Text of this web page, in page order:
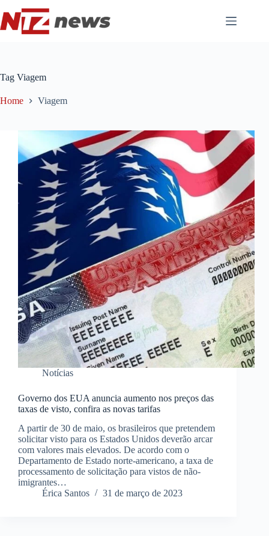
para
o
conteúdo
Tag Viagem
Home Viagem
Notícias
Governo dos EUA anuncia aumento nos preços das
taxas de visto, confira as novas tarifas
A partir de 30 de maio, os brasileiros que pretendem
solicitar visto para os Estados Unidos deverão arcar
com valores mais elevados. De acordo com o
Departamento de Estado norte-americano, a taxa de
processamento de solicitação para vistos de não-
imigrantes…
Érica Santos
31 de março de 2023